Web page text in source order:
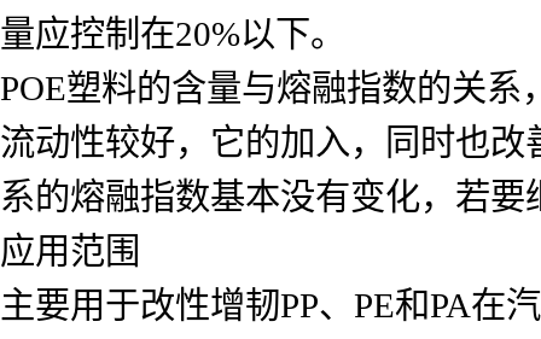
量应控制在20%以下。
POE塑料的含量与熔融指数的关系
流动性较好，它的加入，同时也
系的熔融指数基本没有变化，若
应用范围
主要用于改性增韧PP、PE和PA在